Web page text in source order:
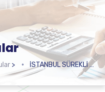
> İSTANBUL SÜREKLİ MESLEKİ GELİŞİM EĞİTİMİ İLANI-30 SAAT (25-26-27-28 Ekim 2018)